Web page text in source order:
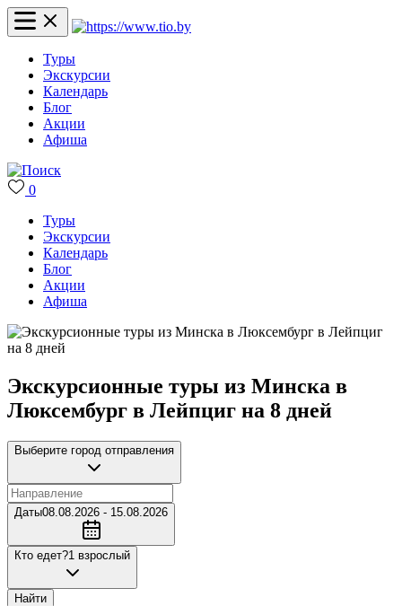
Туры
Экскурсии
Календарь
Блог
Акции
Афиша
0
Туры
Экскурсии
Календарь
Блог
Акции
Афиша
Экскурсионные туры из Минска в
Люксембург в Лейпциг на 8 дней
Выберите город отправления
Даты08.08.2026 - 15.08.2026
Кто едет?1 взрослый
Найти